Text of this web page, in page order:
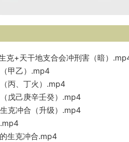
克+天干地支合会冲刑害（暗）
甲乙）.mp4
丙、丁火）.mp4
戊己庚辛壬癸）.mp4
克冲合（升级）.mp4
生克冲合.mp4